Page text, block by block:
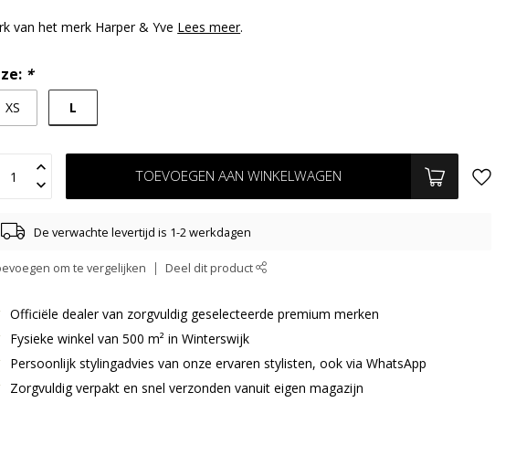
van het merk Harper & Yve Lees meer.
*
XS L
TOEVOEGEN AAN WINKELWAGEN
De verwachte levertijd is 1-2 werkdagen
om te vergelijken Deel dit product
Officiële dealer van zorgvuldig geselecteerde premium merken
Fysieke winkel van 500 m² in Winterswijk
Persoonlijk stylingadvies van onze ervaren stylisten, ook via WhatsApp
Zorgvuldig verpakt en snel verzonden vanuit eigen magazijn